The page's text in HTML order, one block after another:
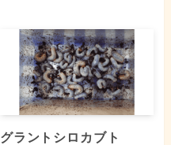
グラントシロカブト